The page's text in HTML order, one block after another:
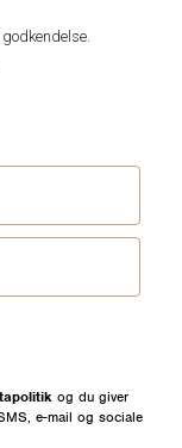
og du giver
e-mail og sociale